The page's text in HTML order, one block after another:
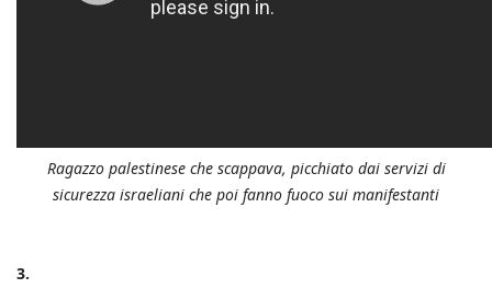
Ragazzo palestinese che scappava, picchiato dai servizi di
sicurezza israeliani che poi fanno fuoco sui manifestanti
3.